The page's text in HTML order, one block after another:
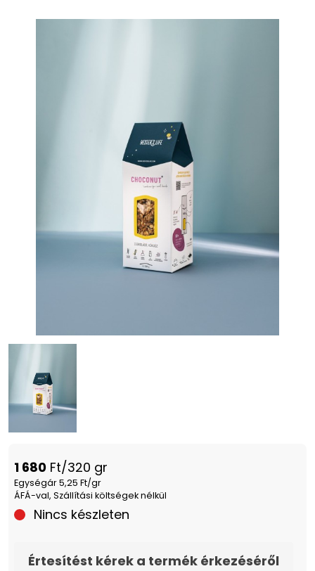
1 680 Ft/320 gr
Egységár 5,25 Ft/gr
ÁFÁ-val, Szállítási költségek nélkül
Nincs készleten
Értesítést kérek a termék érkezéséről